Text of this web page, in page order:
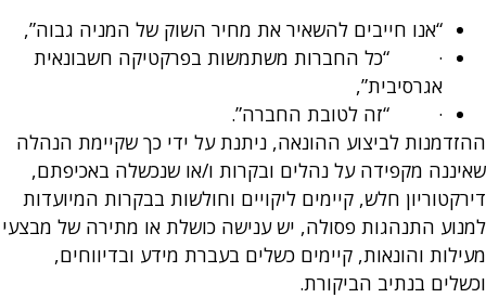
“אנו חייבים להשאיר את מחיר השוק של המניה גבוה”,
· “כל החברות משתמשות בפרקטיקה חשבונאית
אגרסיבית”,
· “זה לטובת החברה”.
ההזדמנות לביצוע ההונאה, ניתנת על ידי כך שקיימת הנהלה
שאיננה מקפידה על נהלים ובקרות ו/או שנכשלה באכיפתם,
דירקטוריון חלש, קיימים ליקויים וחולשות בבקרות המיועדות
למנוע התנהגות פסולה, יש ענישה כושלת או מתירה של מבצעי
מעילות והונאות, קיימים כשלים בעברת מידע ובדיווחים,
וכשלים בנתיב הביקורת.